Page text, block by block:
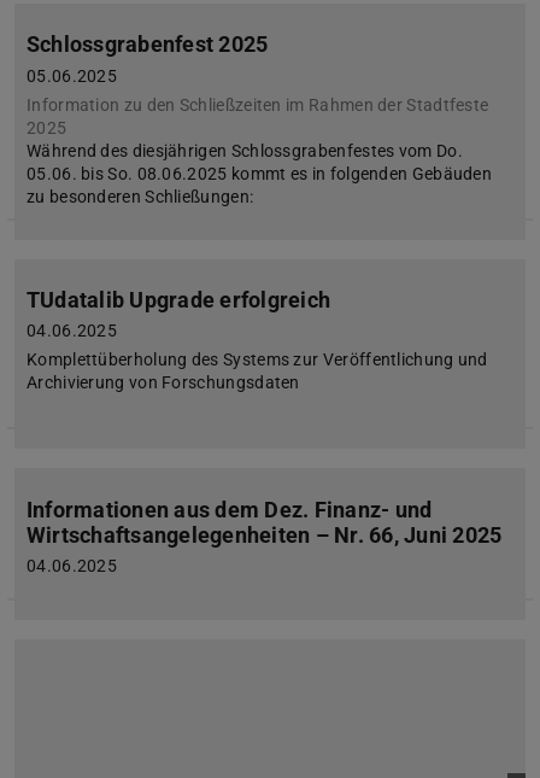
Schlossgrabenfest 2025
05.06.2025
Information zu den Schließzeiten im Rahmen der Stadtfeste
2025
Während des diesjährigen Schlossgrabenfestes vom Do.
05.06. bis So. 08.06.2025 kommt es in folgenden Gebäuden
zu besonderen Schließungen:
TUdatalib Upgrade erfolgreich
04.06.2025
Komplettüberholung des Systems zur Veröffentlichung und
Archivierung von Forschungsdaten
Informationen aus dem Dez. Finanz- und
Wirtschaftsangelegenheiten – Nr. 66, Juni 2025
04.06.2025